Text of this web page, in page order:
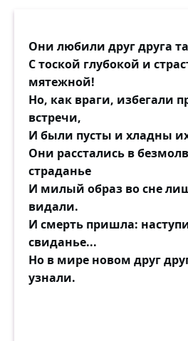
Заведённой куклой
— Мой родной, о только
Я б к твоим ногам сейчас
Прошептав короткое
Им бы знать вчера, что
По-другому всё могло
Смерть, как вор,
Не оставив шанса
Прогремит неумолимо
Приговор. Его не
Исправлять ошибки
С этой болью ей
Люди, будьте к
Они любили друг друга
С тоской глубокой и
мятежной!
Но, как враги, избегали
встречи,
И были пусты и хладны
Они расстались в
страданье
И милый образ во сне
видали.
И смерть пришла:
свиданье...
Но в мире новом друг
узнали.